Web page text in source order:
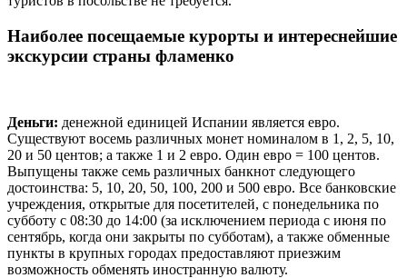
Наиболее посещаемые курорты и интереснейшие
экскурсии страны фламенко
Деньги: денежной единицей Испании является евро.
Существуют восемь различных монет номиналом в 1, 2, 5, 10,
20 и 50 центов; а также 1 и 2 евро. Один евро = 100 центов.
Выпущены также семь различных банкнот следующего
достоинства: 5, 10, 20, 50, 100, 200 и 500 евро. Все банковские
учреждения, открытые для посетителей, с понедельника по
субботу с 08:30 до 14:00 (за исключением периода с июня по
сентябрь, когда они закрыты по субботам), а также обменные
пункты в крупных городах предоставляют приезжим
возможность обменять иностранную валюту.